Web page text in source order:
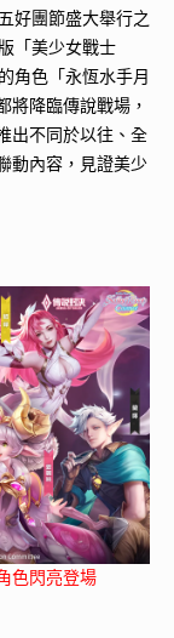
好團節盛大舉行之
「美少女戰士
角色「永恆水手月
將降臨傳說戰場，
出不同於以往、全
動內容，見證美少
色閃亮登場